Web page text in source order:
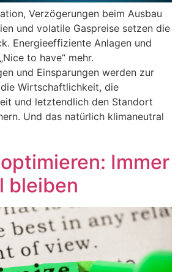
Verzögerungen beim Ausbau
und volatile Gaspreise setzen die
Energieeffiziente Anlagen und
to have“ mehr.
und Einsparungen werden zur
Wirtschaftlichkeit, die
und letztendlich den Standort
Und das natürlich klimaneutral
Immer
bleiben